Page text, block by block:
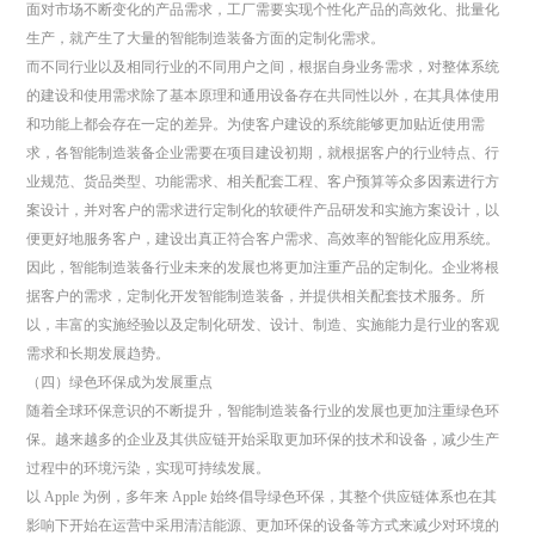
面对市场不断变化的产品需求，工厂需要实现个性化产品的高效化、批量化
生产，就产生了大量的智能制造装备方面的定制化需求。
而不同行业以及相同行业的不同用户之间，根据自身业务需求，对整体系统
的建设和使用需求除了基本原理和通用设备存在共同性以外，在其具体使用
和功能上都会存在一定的差异。为使客户建设的系统能够更加贴近使用需
求，各智能制造装备企业需要在项目建设初期，就根据客户的行业特点、行
业规范、货品类型、功能需求、相关配套工程、客户预算等众多因素进行方
案设计，并对客户的需求进行定制化的软硬件产品研发和实施方案设计，以
便更好地服务客户，建设出真正符合客户需求、高效率的智能化应用系统。
因此，智能制造装备行业未来的发展也将更加注重产品的定制化。企业将根
据客户的需求，定制化开发智能制造装备，并提供相关配套技术服务。所
以，丰富的实施经验以及定制化研发、设计、制造、实施能力是行业的客观
需求和长期发展趋势。
（四）绿色环保成为发展重点
随着全球环保意识的不断提升，智能制造装备行业的发展也更加注重绿色环
保。越来越多的企业及其供应链开始采取更加环保的技术和设备，减少生产
过程中的环境污染，实现可持续发展。
以 Apple 为例，多年来 Apple 始终倡导绿色环保，其整个供应链体系也在其
影响下开始在运营中采用清洁能源、更加环保的设备等方式来减少对环境的